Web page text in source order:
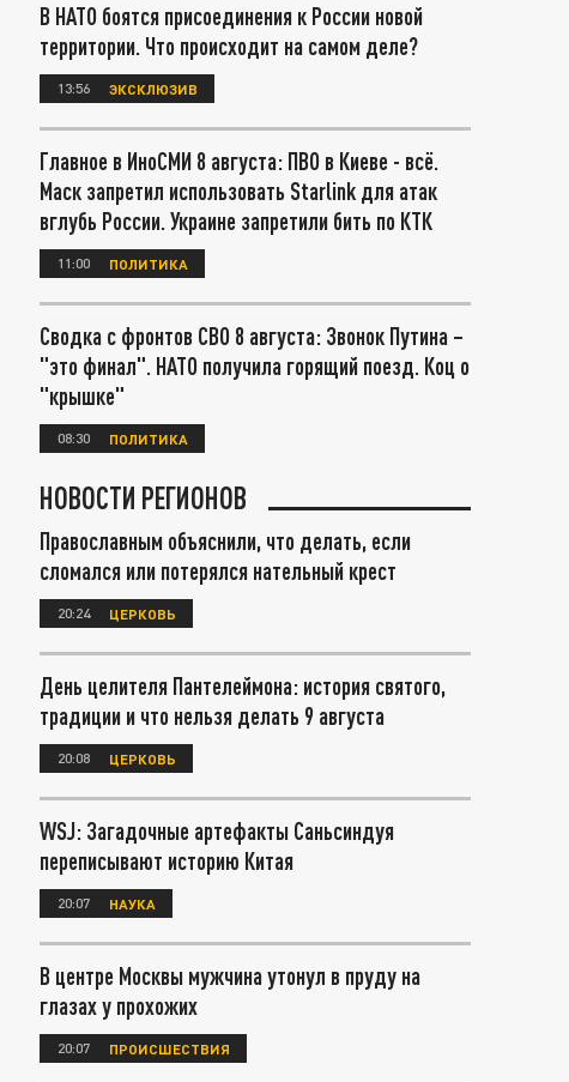
В НАТО боятся присоединения к России новой
территории. Что происходит на самом деле?
13:56 ЭКСКЛЮЗИВ
Главное в ИноСМИ 8 августа: ПВО в Киеве - всё.
Маск запретил использовать Starlink для атак
вглубь России. Украине запретили бить по КТК
11:00 ПОЛИТИКА
Сводка с фронтов СВО 8 августа: Звонок Путина –
"это финал". НАТО получила горящий поезд. Коц о
"крышке"
08:30 ПОЛИТИКА
НОВОСТИ РЕГИОНОВ
Православным объяснили, что делать, если
сломался или потерялся нательный крест
20:24 ЦЕРКОВЬ
День целителя Пантелеймона: история святого,
традиции и что нельзя делать 9 августа
20:08 ЦЕРКОВЬ
WSJ: Загадочные артефакты Саньсиндуя
переписывают историю Китая
20:07 НАУКА
В центре Москвы мужчина утонул в пруду на
глазах у прохожих
20:07 ПРОИСШЕСТВИЯ